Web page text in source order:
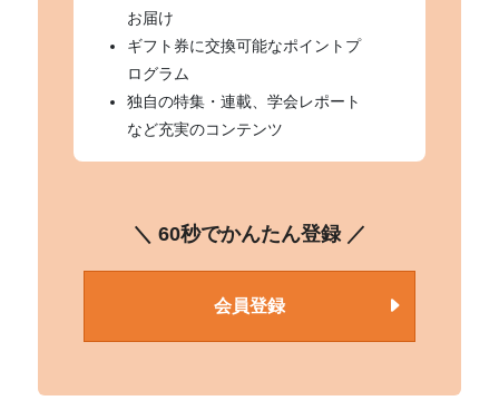
お届け
ギフト券に交換可能なポイントプ
ログラム
独自の特集・連載、学会レポート
など充実のコンテンツ
＼ 60秒でかんたん登録 ／
会員登録